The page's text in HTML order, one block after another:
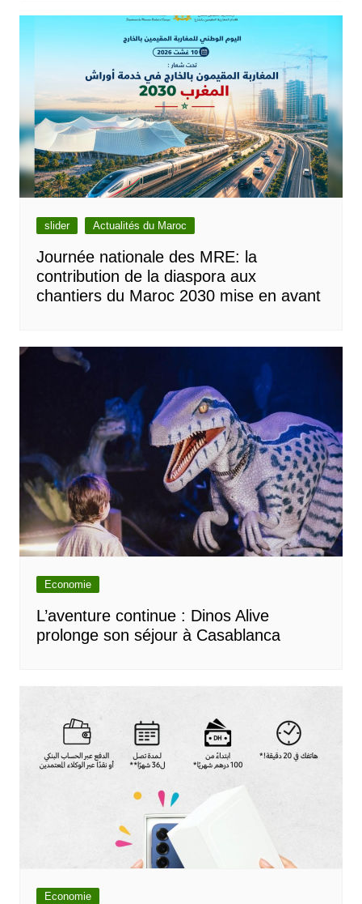
slider Actualités du Maroc
Journée nationale des MRE: la
contribution de la diaspora aux
chantiers du Maroc 2030 mise en avant
Economie
L’aventure continue : Dinos Alive
prolonge son séjour à Casablanca
Economie